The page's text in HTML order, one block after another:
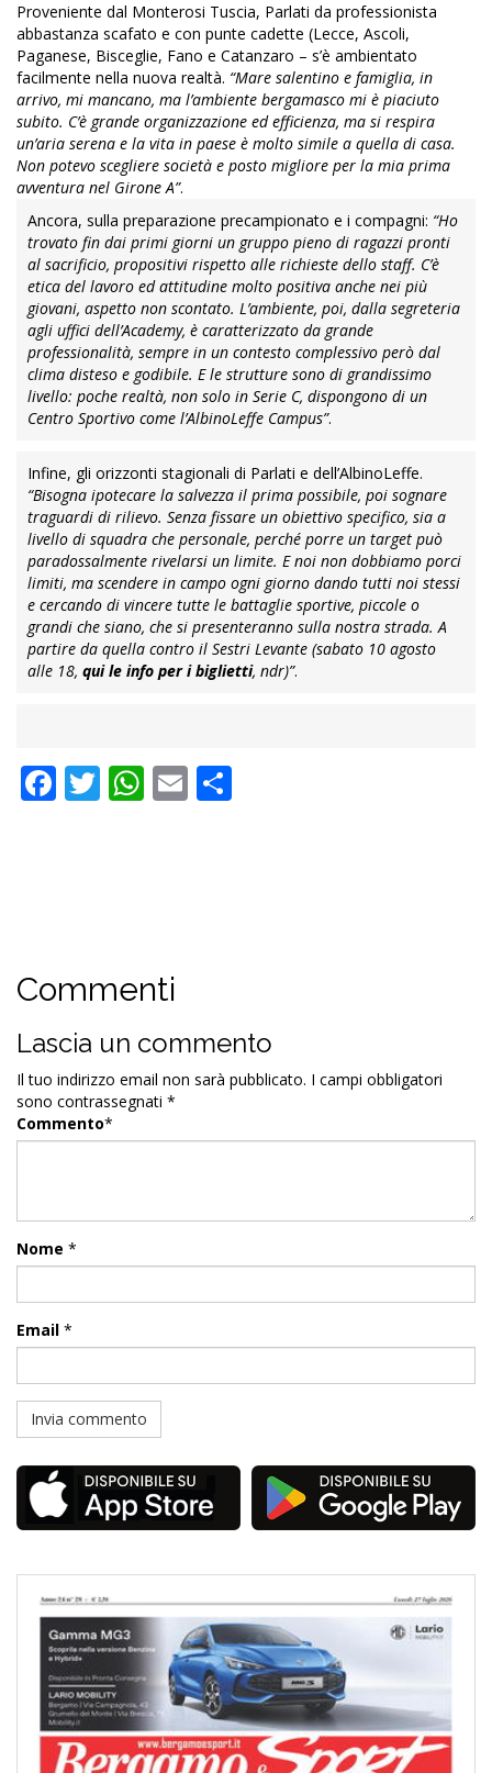
Proveniente dal Monterosi Tuscia, Parlati da professionista
abbastanza scafato e con punte cadette (Lecce, Ascoli,
Paganese, Bisceglie, Fano e Catanzaro – s’è ambientato
facilmente nella nuova realtà. “Mare salentino e famiglia, in
arrivo, mi mancano, ma l’ambiente bergamasco mi è piaciuto
subito. C’è grande organizzazione ed efficienza, ma si respira
un’aria serena e la vita in paese è molto simile a quella di casa.
Non potevo scegliere società e posto migliore per la mia prima
avventura nel Girone A”.
Ancora, sulla preparazione precampionato e i compagni: “Ho
trovato fin dai primi giorni un gruppo pieno di ragazzi pronti
al sacrificio, propositivi rispetto alle richieste dello staff. C’è
etica del lavoro ed attitudine molto positiva anche nei più
giovani, aspetto non scontato. L’ambiente, poi, dalla segreteria
agli uffici dell’Academy, è caratterizzato da grande
professionalità, sempre in un contesto complessivo però dal
clima disteso e godibile. E le strutture sono di grandissimo
livello: poche realtà, non solo in Serie C, dispongono di un
Centro Sportivo come l’AlbinoLeffe Campus”.
Infine, gli orizzonti stagionali di Parlati e dell’AlbinoLeffe.
“Bisogna ipotecare la salvezza il prima possibile, poi sognare
traguardi di rilievo. Senza fissare un obiettivo specifico, sia a
livello di squadra che personale, perché porre un target può
paradossalmente rivelarsi un limite. E noi non dobbiamo porci
limiti, ma scendere in campo ogni giorno dando tutti noi stessi
e cercando di vincere tutte le battaglie sportive, piccole o
grandi che siano, che si presenteranno sulla nostra strada. A
partire da quella contro il Sestri Levante (sabato 10 agosto
alle 18, qui le info per i biglietti, ndr)”.
Facebook
Twitter
WhatsApp
Email
Commenti
Lascia un commento
Il tuo indirizzo email non sarà pubblicato. I campi obbligatori
sono contrassegnati *
Commento*
Nome *
Email *